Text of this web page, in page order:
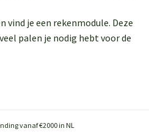
vind je een rekenmodule. Deze
palen je nodig hebt voor de
vanaf €2000 in NL